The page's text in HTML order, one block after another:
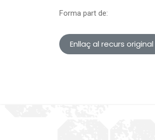
Forma part de:
Enllaç al recurs original